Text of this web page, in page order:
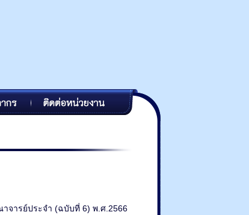
จารย์ประจำ (ฉบับที่ 6) พ.ศ.2566